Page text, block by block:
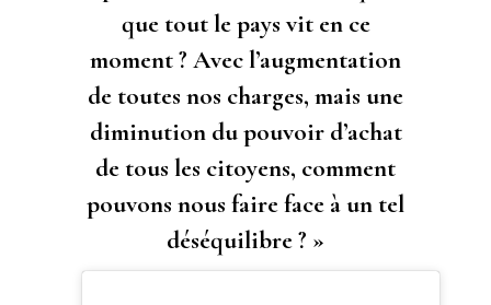
que tout le pays vit en ce
moment ? Avec l’augmentation
de toutes nos charges, mais une
diminution du pouvoir d’achat
de tous les citoyens, comment
pouvons nous faire face à un tel
déséquilibre ? »